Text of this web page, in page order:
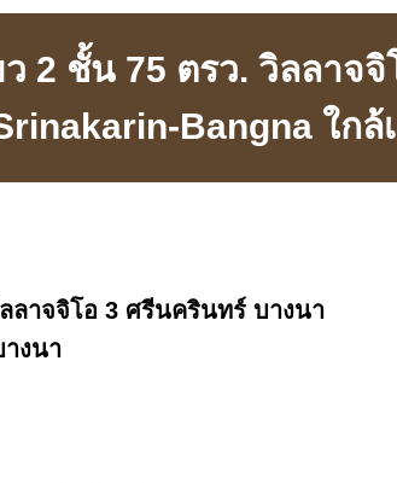
ว 2 ชั้น 75 ตรว. วิลลาจ
Bangna ใกล้
ลาจจิโอ 3 ศรีนครินทร์ บางนา
งนา